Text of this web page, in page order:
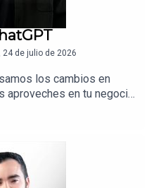
24 de julio de 2026
los cambios en
aproveches en tu negocio